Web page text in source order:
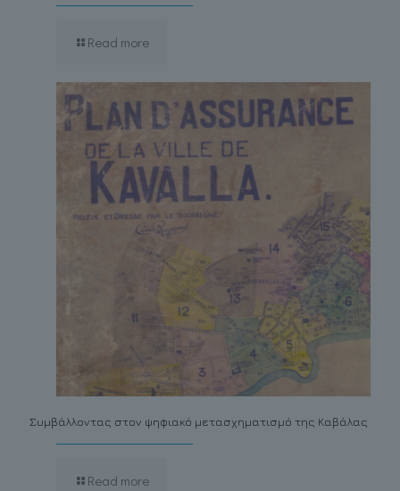
Read more
Συμβάλλοντας στον ψηφιακό μετασχηματισμό της Καβάλας
Read more